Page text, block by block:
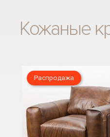
Кожаные
Распродажа